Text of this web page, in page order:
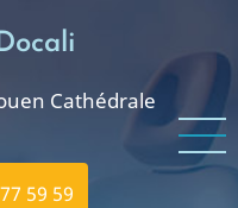
Cathédrale
59 59